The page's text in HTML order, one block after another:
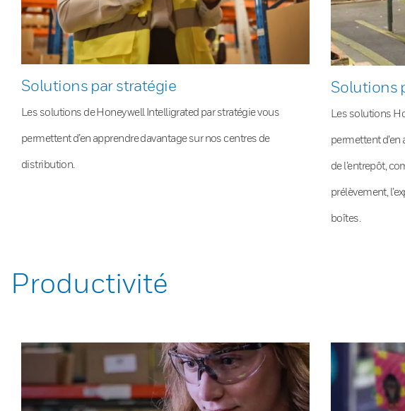
Solutions par stratégie
Les solutions de Honeywell Intelligrated par stratégie vous
permettent d’en apprendre davantage sur nos centres de
distribution.
Solutions
Les solutions
permettent
de l’entrepôt,
prélèvement,
boîtes.
Productivité